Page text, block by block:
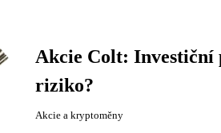
Akcie Colt: Investiční
riziko?
Akcie a kryptoměny